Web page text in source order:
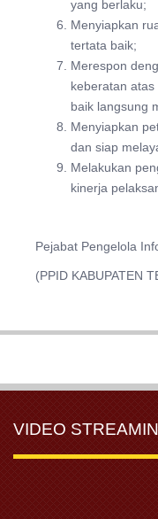
yang berlaku;
Menyiapkan
tertata baik;
Merespon
keberatan
baik langsung
Menyiapkan
dan siap
Melakukan
kinerja
Pejabat Pengelola
(PPID KABUPATEN
VIDEO